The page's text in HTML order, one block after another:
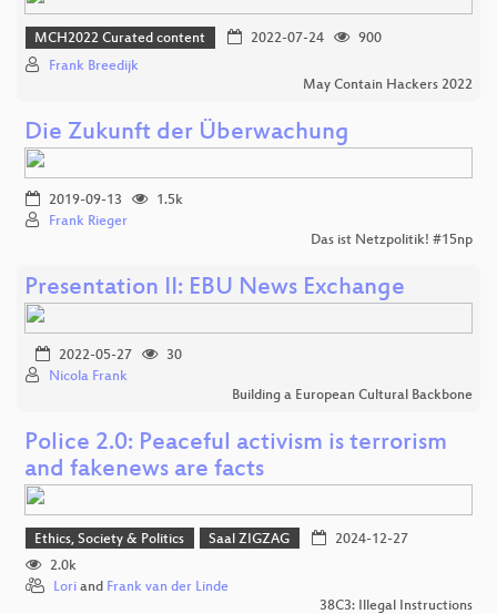
MCH2022 Curated content 2022-07-24
900
Frank Breedijk
May Contain Hackers 2022
Die Zukunft der Überwachung
2019-09-13
1.5k
Frank Rieger
Das ist Netzpolitik! #15np
Presentation II: EBU News Exchange
2022-05-27
30
Nicola Frank
Building a European Cultural Backbone
Police 2.0: Peaceful activism is terrorism
and fakenews are facts
Ethics, Society & Politics Saal ZIGZAG
2024-12-27
2.0k
Lori and Frank van der Linde
38C3: Illegal Instructions